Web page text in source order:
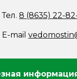
Тел.8 (8635) 22-
E-mail